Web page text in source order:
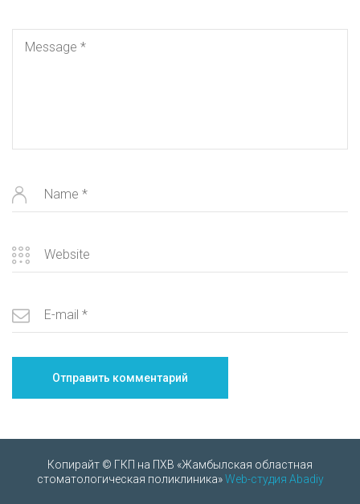
Копирайт © ГКП на ПХВ «Жамбылская областная
стоматологическая поликлиника»Web-студия Abadiy